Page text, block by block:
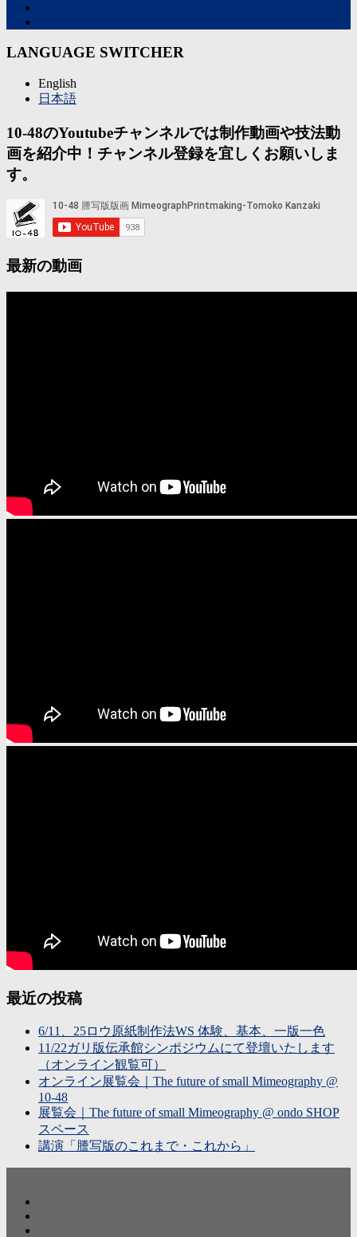
LANGUAGE SWITCHER
English
日本語
10-48のYoutubeチャンネルでは制作動画や技法動
画を紹介中！チャンネル登録を宜しくお願いしま
す。
最新の動画
最近の投稿
6/11、25ロウ原紙制作法WS 体験、基本、一版一色
11/22ガリ版伝承館シンポジウムにて登壇いたします
（オンライン観覧可）
オンライン展覧会｜The future of small Mimeography @
10-48
展覧会｜The future of small Mimeography @ ondo SHOP
スペース
講演「謄写版のこれまで・これから」